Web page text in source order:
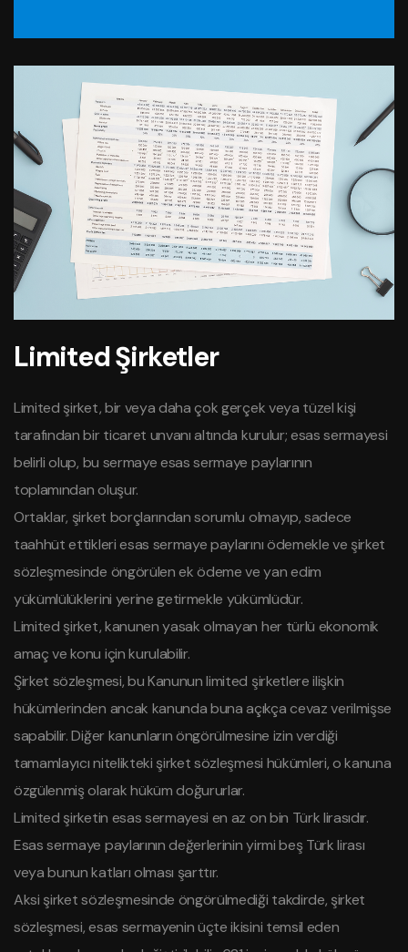
Limited Şirketler
Limited şirket, bir veya daha çok gerçek veya tüzel kişi
tarafından bir ticaret unvanı altında kurulur; esas sermayesi
belirli olup, bu sermaye esas sermaye paylarının
toplamından oluşur.
Ortaklar, şirket borçlarından sorumlu olmayıp, sadece
taahhüt ettikleri esas sermaye paylarını ödemekle ve şirket
sözleşmesinde öngörülen ek ödeme ve yan edim
yükümlülüklerini yerine getirmekle yükümlüdür.
Limited şirket, kanunen yasak olmayan her türlü ekonomik
amaç ve konu için kurulabilir.
Şirket sözleşmesi, bu Kanunun limited şirketlere ilişkin
hükümlerinden ancak kanunda buna açıkça cevaz verilmişse
sapabilir. Diğer kanunların öngörülmesine izin verdiği
tamamlayıcı nitelikteki şirket sözleşmesi hükümleri, o kanuna
özgülenmiş olarak hüküm doğururlar.
Limited şirketin esas sermayesi en az on bin Türk lirasıdır.
Esas sermaye paylarının değerlerinin yirmi beş Türk lirası
veya bunun katları olması şarttır.
Aksi şirket sözleşmesinde öngörülmediği takdirde, şirket
sözleşmesi, esas sermayenin üçte ikisini temsil eden